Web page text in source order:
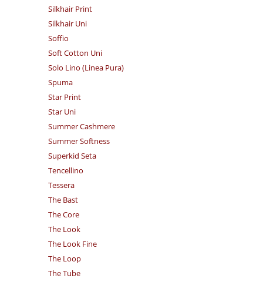
Silkhair Print
Silkhair Uni
Soffio
Soft Cotton Uni
Solo Lino (Linea Pura)
Spuma
Star Print
Star Uni
Summer Cashmere
Summer Softness
Superkid Seta
Tencellino
Tessera
The Bast
The Core
The Look
The Look Fine
The Loop
The Tube